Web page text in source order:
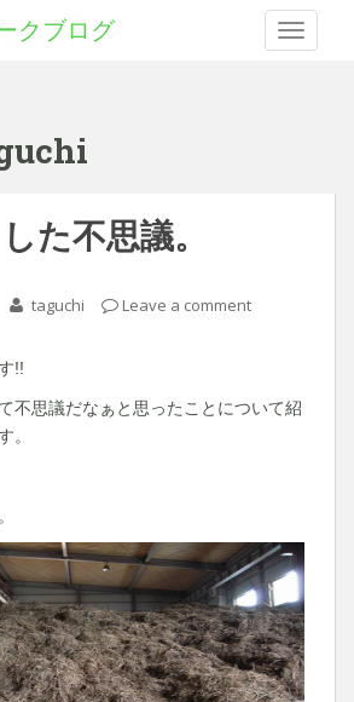
Toggle
クブログ
た不思議。
taguchi Leave a comment
!!
不思議だなぁと思ったことについて紹
。